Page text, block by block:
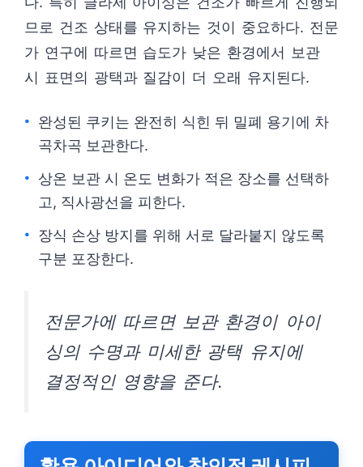
므로 건조 상태를 유지하는 것이 중요하다. 전문
가 연구에 따르면 습도가 낮은 환경에서 보관
시 표면의 광택과 질감이 더 오래 유지된다.
완성된 쿠키는 완전히 식힌 뒤 밀폐 용기에 차
곡차곡 보관한다.
상온 보관 시 온도 변화가 적은 장소를 선택하
고, 직사광선을 피한다.
장식 손상 방지를 위해 서로 달라붙지 않도록
구분 포장한다.
전문가에 따르면 보관 환경이 아이
싱의 수명과 미세한 광택 유지에
결정적인 영향을 준다.